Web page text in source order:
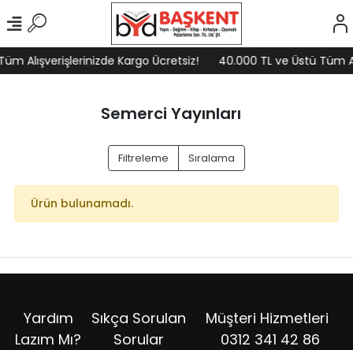
Alışverişlerinizde Kargo Ücretsiz! 40.000 TL ve Üstü Tüm
Semerci Yayınları
Filtreleme Sıralama
Ürün bulunamadı.
Yardım
Lazım Mı?
Sıkça Sorulan
Sorular
Müşteri Hizmetleri
0312 341 42 86